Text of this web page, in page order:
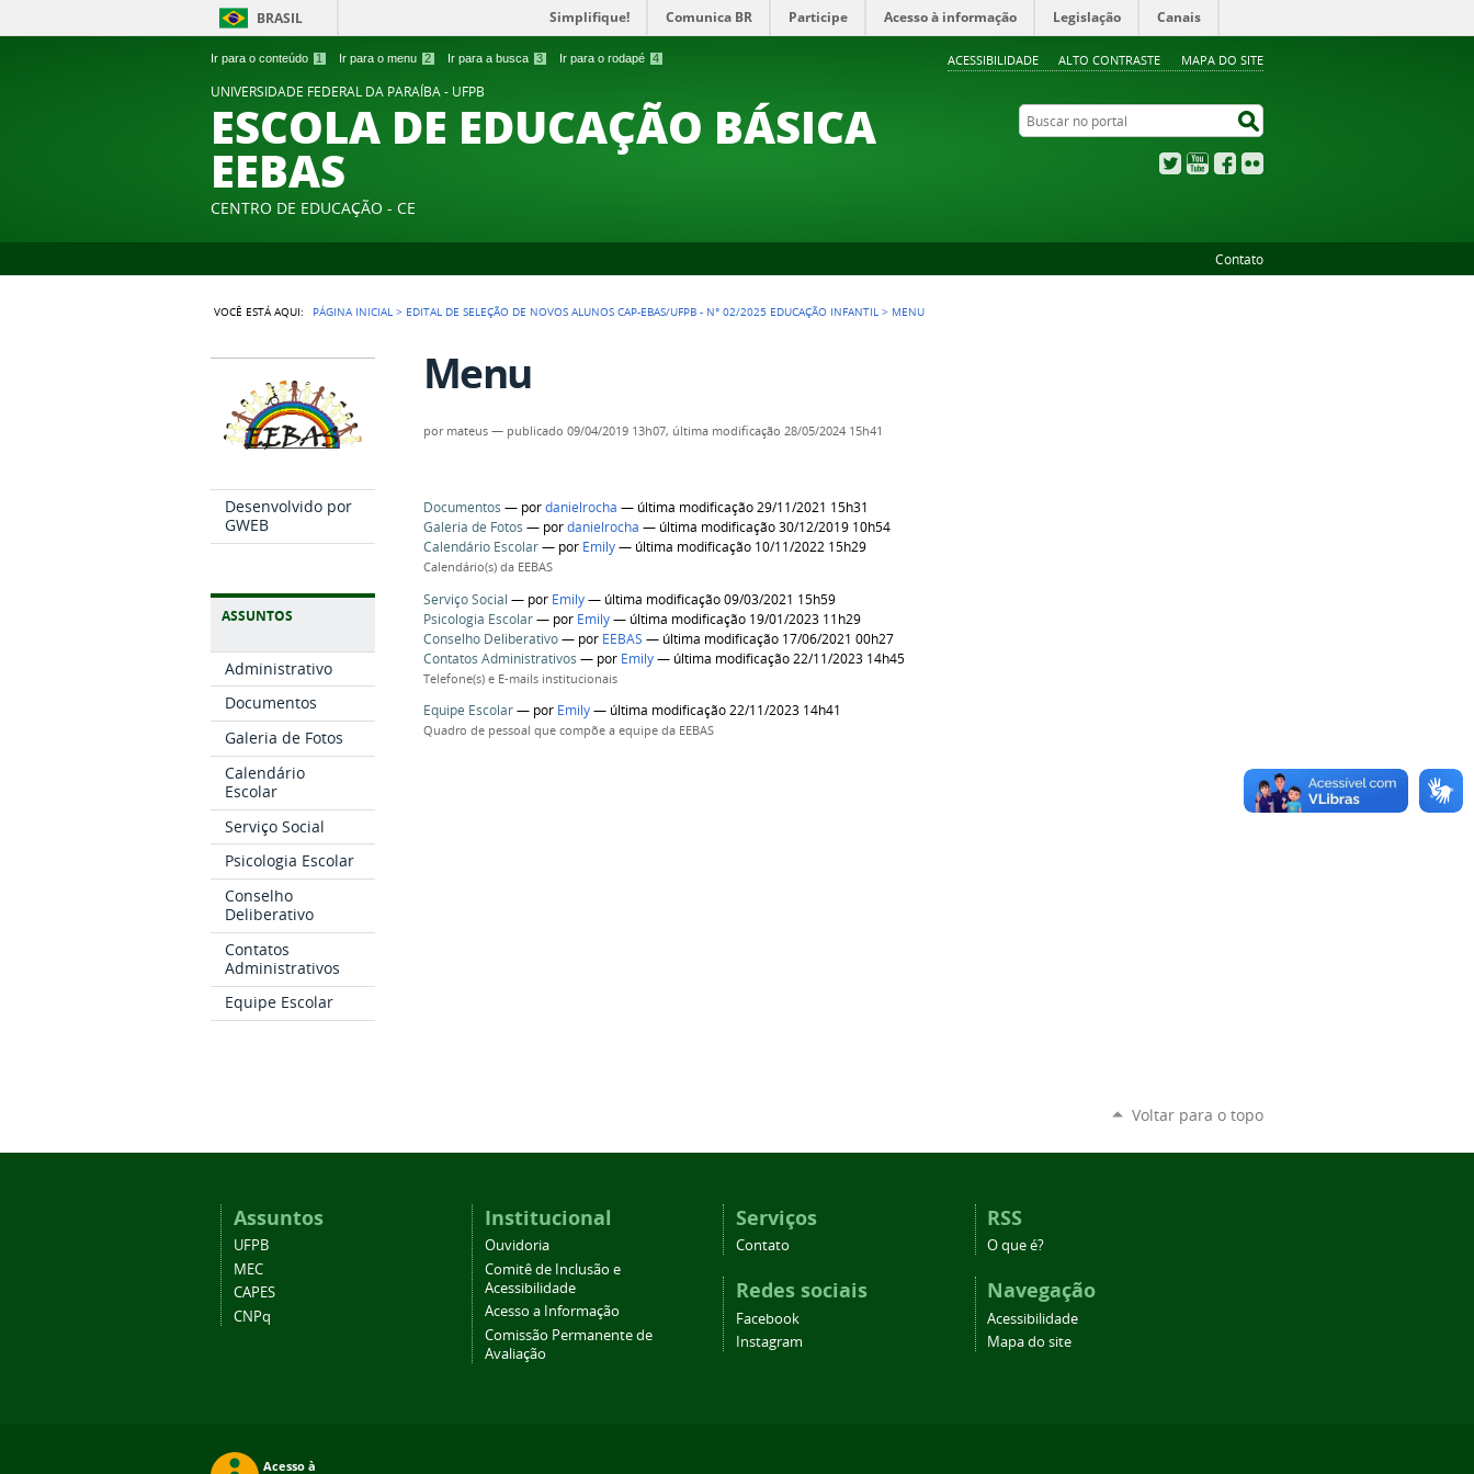
Ir para o conteúdo 1 Ir para o menu 2 Ir para a busca 3 Ir para o rodapé 4 ACESSIBILIDADE ALTO CONTRASTE MAPA DO SITE
BRASIL Simplifique! Comunica BR Participe Acesso à informação Legislação Canais
UNIVERSIDADE FEDERAL DA PARAÍBA - UFPB
ESCOLA DE EDUCAÇÃO BÁSICA
EEBAS
CENTRO DE EDUCAÇÃO - CE
Buscar no portal
TwitterYouTubeFacebook
Contato
VOCÊ ESTÁ AQUI: PÁGINA INICIAL > EDITAL DE SELEÇÃO DE NOVOS ALUNOS CAP-EBAS/UFPB - N° 02/2025 EDUCAÇÃO INFANTIL > MENU
Desenvolvido por
GWEB
ASSUNTOS
Administrativo
Documentos
Galeria de Fotos
Calendário
Escolar
Serviço Social
Psicologia Escolar
Conselho
Deliberativo
Contatos
Administrativos
Equipe Escolar
Menu
por mateus — publicado 09/04/2019 13h07, última modificação 28/05/2024 15h41
Documentos — pordanielrocha — última modificação 29/11/2021 15h31
Galeria de Fotos — pordanielrocha — última modificação 30/12/2019 10h54
Calendário Escolar— por Emily— última modificação 10/11/2022 15h29
Calendário(s) da EEBAS
Serviço Social — por Emily— última modificação 09/03/2021 15h59
Psicologia Escolar— por Emily— última modificação 19/01/2023 11h29
Conselho Deliberativo— por EEBAS — última modificação 17/06/2021 00h27
Contatos Administrativos — por Emily— última modificação 22/11/2023 14h45
Telefone(s) e E-mails institucionais
Equipe Escolar— por Emily— última modificação 22/11/2023 14h41
Quadro de pessoal que compõe a equipe da EEBAS
Voltar para o topo
Assuntos
UFPB
MEC
CAPES
CNPq
Institucional
Ouvidoria
Comitê de Inclusão e
Acessibilidade
Acesso a Informação
Comissão Permanente de
Avaliação
Serviços
Contato
Redes sociais
Facebook
Instagram
RSS
O que é?
Navegação
Acessibilidade
Mapa do site